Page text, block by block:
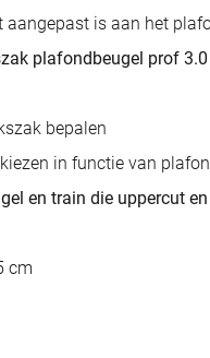
is aan het
plafondbeugel prof 3.0
bepalen
in functie van
en train die uppercut
cm